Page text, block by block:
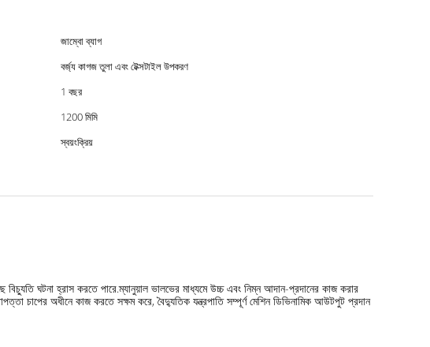
জাম্বো ব্যাগ
বর্জ্য কাগজ তুলা এবং টেক্সটাইল উপকরণ
1 বছর
1200 মিমি
স্বয়ংক্রিয়
ঘটনা হ্রাস করতে পারে.ম্যানুয়াল ভালভের মাধ্যমে উচ্চ এবং নিম্ন আদান-প্রদানের কাজ করার
চাপের অধীনে কাজ করতে সক্ষম করে, বৈদ্যুতিক যন্ত্রপাতি সম্পূর্ণ মেশিন ডিভিনামিক আউটপুট প্রদান